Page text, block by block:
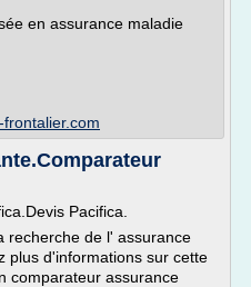
en assurance maladie
Pacifica.
recherche de l' assurance
plus d'informations sur cette
comparateur assurance